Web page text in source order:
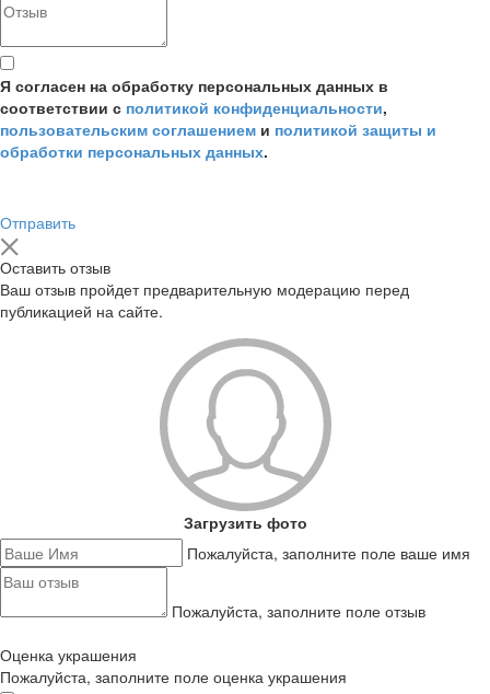
Я согласен на обработку персональных данных в
соответствии с политикой конфиденциальности,
пользовательским соглашением и политикой защиты и
обработки персональных данных.
Отправить
Оставить отзыв
Ваш отзыв пройдет предварительную модерацию перед
публикацией на сайте.
Загрузить фото
Пожалуйста, заполните поле ваше имя
Пожалуйста, заполните поле отзыв
Оценка украшения
Пожалуйста, заполните поле оценка украшения